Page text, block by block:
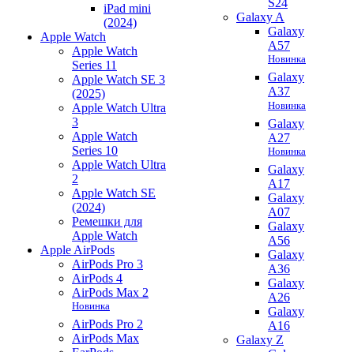
iPad mini
(2024)
Apple Watch
Apple Watch
Series 11
Apple Watch SE 3
(2025)
Apple Watch Ultra
3
Apple Watch
Series 10
Apple Watch Ultra
2
Apple Watch SE
(2024)
Ремешки для
Apple Watch
Apple AirPods
AirPods Pro 3
AirPods 4
AirPods Max 2
Новинка
AirPods Pro 2
AirPods Max
S24
Galaxy A
Galaxy
A57
Новинка
Galaxy
A37
Новинка
Galaxy
A27
Новинка
Galaxy
A17
Galaxy
A07
Galaxy
A56
Galaxy
A36
Galaxy
A26
Galaxy
A16
Galaxy Z